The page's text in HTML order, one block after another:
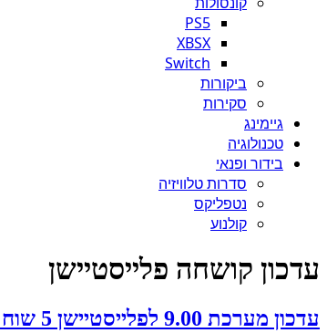
PS5
XBSX
Switch
ביקורות
סקירות
גיימינג
טכנולוגיה
בידור ופנאי
סדרות טלוויזיה
נטפליקס
קולנוע
עדכון קושחה פלייסטיישן
עדכון מערכת 9.00 לפלייסטיישן 5 שוחרר ומוסיף שיפורי סאונד לבקר Dual Sense ועוד